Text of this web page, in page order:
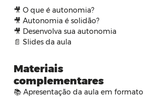
🎥 O que é autonomia?
🎥 Autonomia é solidão?
🎥 Desenvolva sua autonomia
📄 Slides da aula
Materiais
complementares
📚 Apresentação da aula em formato